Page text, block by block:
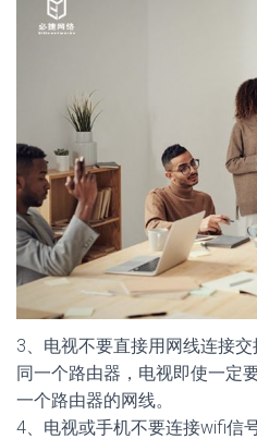
3、电视不要直接用网线连接
同一个路由器，电视即使一定
一个路由器的网线。
4、电视或手机不要连接wifi信